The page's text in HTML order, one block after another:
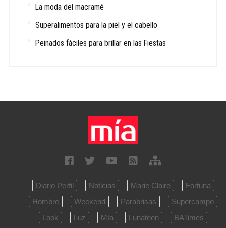
La moda del macramé
Superalimentos para la piel y el cabello
Peinados fáciles para brillar en las Fiestas
Diario Perfil Noticias Marie Claire
Fortuna
Hombre
Weekend Parabrisas
Supercampo
Look
Luz Mía Lunateen BATimes